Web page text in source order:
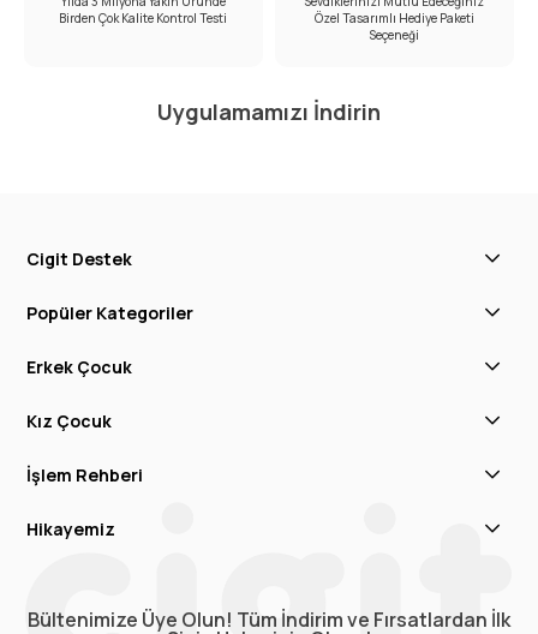
Birden Çok Kalite Kontrol Testi
Özel Tasarımlı Hediye Paketi
Seçeneği
Uygulamamızı İndirin
Cigit Destek
Popüler Kategoriler
Erkek Çocuk
Kız Çocuk
İşlem Rehberi
Hikayemiz
Bültenimize Üye Olun! Tüm İndirim ve Fırsatlardan İlk